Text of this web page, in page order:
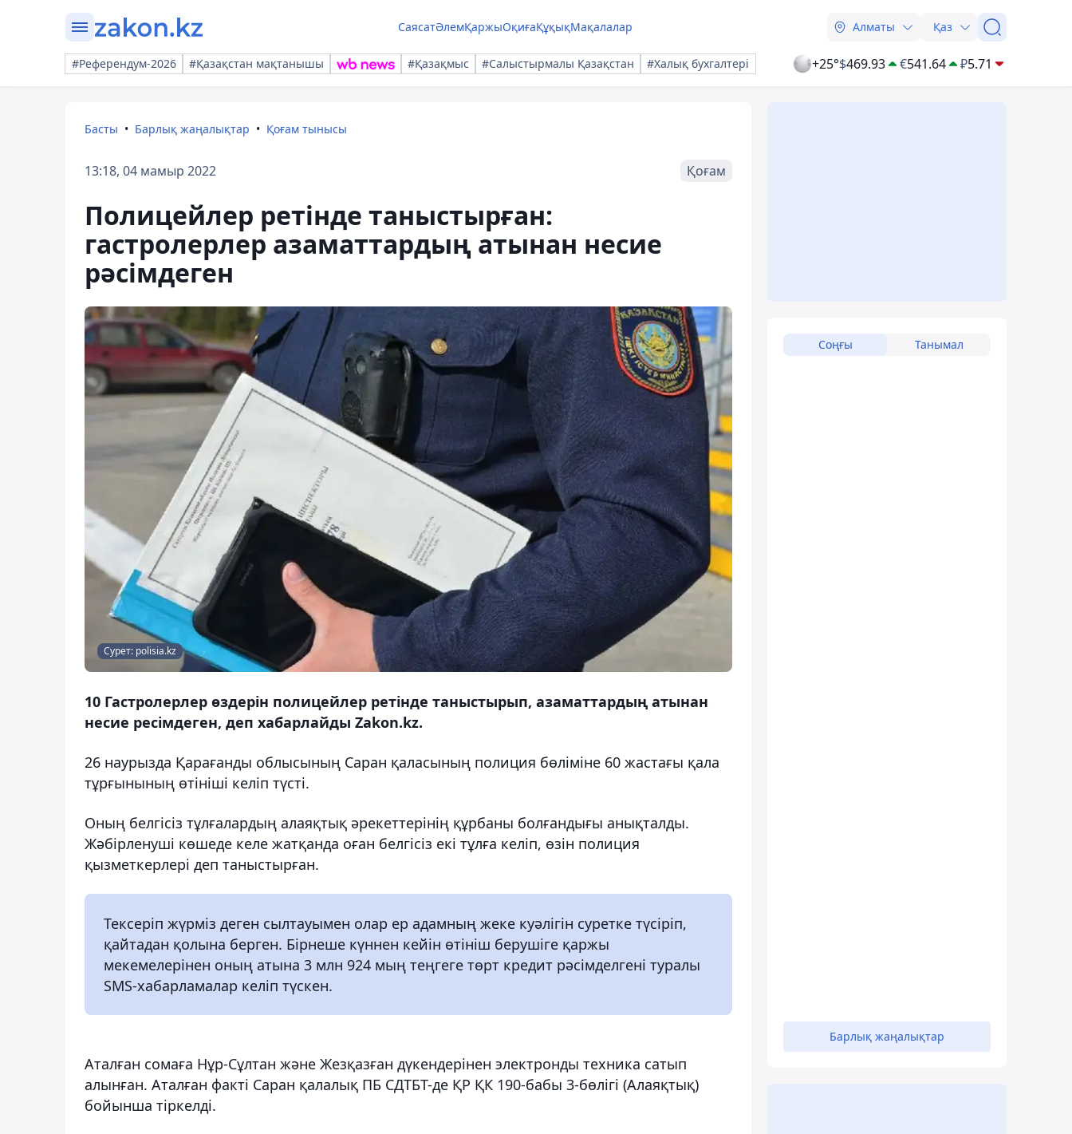
СаясатӘлемҚаржыОқиғаҚұқықМақалалар Алматы Қаз
#Референдум-2026 #Қазақстан мақтанышы #Қазақмыс #Салыстырмалы Қазақстан #Халық бухгалтері +25°$469.93 €541.64 ₽5.71
Басты Барлық жаңалықтар Қоғам тынысы
13:18, 04 мамыр 2022 Қоғам
Полицейлер ретінде таныстырған:
гастролерлер азаматтардың атынан несие
рәсімдеген
Сурет: polisia.kz
10 Гастролерлер өздерін полицейлер ретінде таныстырып, азаматтардың атынан
несие ресімдеген, деп хабарлайды Zakon.kz.
26 наурызда Қарағанды облысының Саран қаласының полиция бөліміне 60 жастағы қала
тұрғынының өтініші келіп түсті.
Оның белгісіз тұлғалардың алаяқтық әрекеттерінің құрбаны болғандығы анықталды.
Жәбірленуші көшеде келе жатқанда оған белгісіз екі тұлға келіп, өзін полиция
қызметкерлері деп таныстырған.
Тексеріп жүрміз деген сылтауымен олар ер адамның жеке куәлігін суретке түсіріп,
қайтадан қолына берген. Бірнеше күннен кейін өтініш берушіге қаржы
мекемелерінен оның атына 3 млн 924 мың теңгеге төрт кредит рәсімделгені туралы
SMS-хабарламалар келіп түскен.
Аталған сомаға Нұр-Сұлтан және Жезқазған дүкендерінен электронды техника сатып
алынған. Аталған факті Саран қалалық ПБ СДТБТ-де ҚР ҚК 190-бабы 3-бөлігі (Алаяқтық)
бойынша тіркелді.
Соңғы Танымал
Барлық жаңалықтар